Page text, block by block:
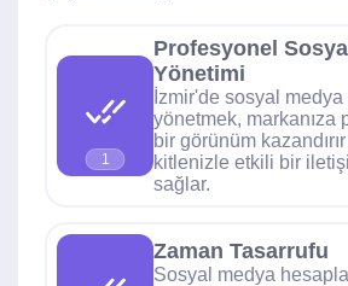
1
Profesyonel
Yönetimi
İzmir'de sosyal medya
yönetmek, markanıza
bir görünüm
kitlenizle etkili bir
sağlar.
Zaman Tasarrufu
Sosyal medya